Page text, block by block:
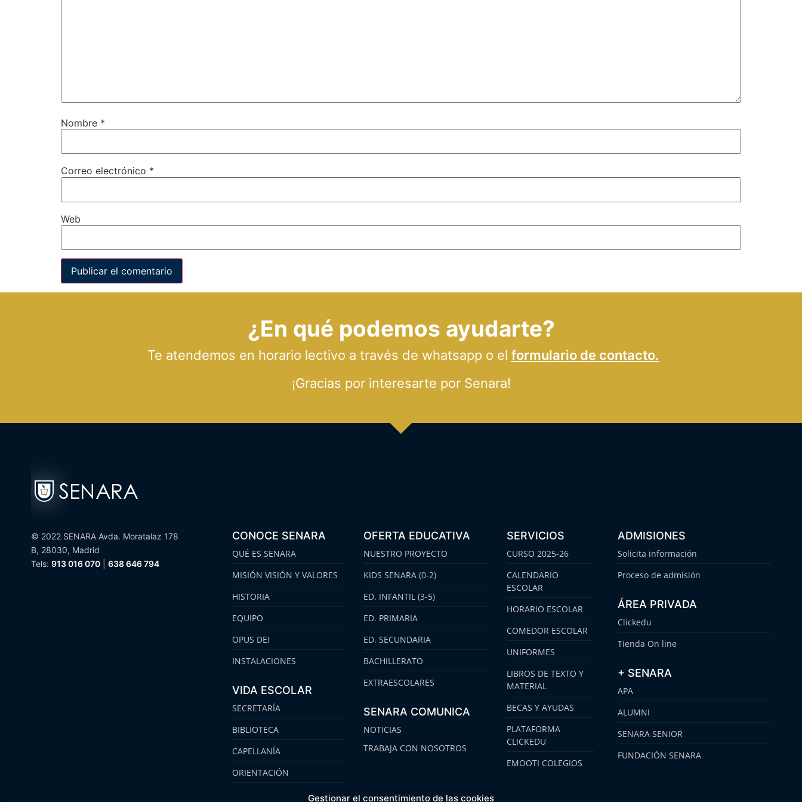
Gestionar el consentimiento de las cookies
Nombre *
Correo electrónico *
Web
¿En qué podemos ayudarte?
Te atendemos en horario lectivo a través de whatsapp o el formulario de contacto.
¡Gracias por interesarte por Senara!
© 2022 SENARA Avda. Moratalaz 178
B, 28030, Madrid
Tels: 913 016 070 638 646 794
CONOCE SENARA
QUÉ ES SENARA
MISIÓN VISIÓN Y VALORES
HISTORIA
EQUIPO
OPUS DEI
INSTALACIONES
VIDA ESCOLAR
SECRETARÍA
BIBLIOTECA
CAPELLANÍA
ORIENTACIÓN
OFERTA EDUCATIVA
NUESTRO PROYECTO
KIDS SENARA (0-2)
ED. INFANTIL (3-5)
ED. PRIMARIA
ED. SECUNDARIA
BACHILLERATO
EXTRAESCOLARES
SENARA COMUNICA
NOTICIAS
TRABAJA CON NOSOTROS
SERVICIOS
CURSO 2025-26
CALENDARIO
ESCOLAR
HORARIO ESCOLAR
COMEDOR ESCOLAR
UNIFORMES
LIBROS DE TEXTO Y
MATERIAL
BECAS Y AYUDAS
PLATAFORMA
CLICKEDU
EMOOTI COLEGIOS
ADMISIONES
Solicita información
Proceso de admisión
ÁREA PRIVADA
Clickedu
Tienda On line
+ SENARA
APA
ALUMNI
SENARA SENIOR
FUNDACIÓN SENARA